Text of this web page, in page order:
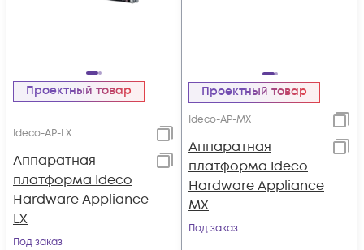
Проектный товар
Ideco-AP-LX
Аппаратная
платформа Ideco
Hardware Appliance
LX
Под заказ
Проектный товар
Ideco-AP-MX
Аппаратная
платформа Ideco
Hardware Appliance
MX
Под заказ